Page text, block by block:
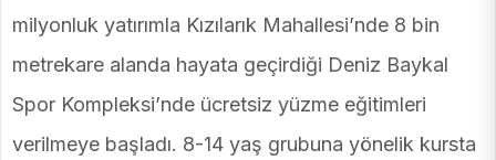
milyonluk yatırımla Kızılarık Mahallesi’nde 8 bin
metrekare alanda hayata geçirdiği Deniz Baykal
Spor Kompleksi’nde ücretsiz yüzme eğitimleri
verilmeye başladı. 8-14 yaş grubuna yönelik kursta